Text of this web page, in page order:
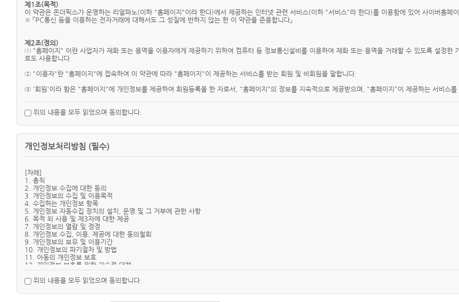
제1조(목적)
이 약관은 온더픽스가 운영하는 리얼파노(이하 "홈페이지"이라 한다)에서 제공하는 인터넷 관련 서비스(이하 "서비스"라 한다)를 이용함에 있어 사이버홈페
※ 「PC통신 등을 이용하는 전자거래에 대해서도 그 성질에 반하지 않는 한 이 약관을 준용합니다」
제2조(정의)
① "홈페이지" 이란 사업자가 재화 또는 용역을 이용자에게 제공하기 위하여 컴퓨터 등 정보통신설비를 이용하여 재화 또는 용역을 거래할 수 있도록 설정한
로도 사용합니다.
② "이용자"란 "홈페이지"에 접속하여 이 약관에 따라 "홈페이지"이 제공하는 서비스를 받는 회원 및 비회원을 말합니다.
③ '회원'이라 함은 "홈페이지"에 개인정보를 제공하여 회원등록을 한 자로서, "홈페이지"의 정보를 지속적으로 제공받으며, "홈페이지"이 제공하는 서비스를
④ 비회원'이라 함은 회원에 가입하지 않고 "홈페이지"이 제공하는 서비스를 이용하는 자를 말합니다.
제3조 (약관의 명시와 개정)
① "홈페이지"은 이 약관의 내용과 상호, 영업소 소재지, 대표자의 성명, 사업자등록번호, 연락처(전화, 팩스, 전자우편 주소 등) 등을 이용자가 알 수 있도록
② "홈페이지"은 약관의 규제 등에 관한 법률, 전자거래기본법, 전자서명법, 정보통신망 이용촉진 등에 관한 법률, 방문판매 등에 관한법률, 소비자보호법 등
④ "홈페이지"이 약관을 개정할 경우에는 그 개정약관은 그 적용일자 이후에 체결되는 계약에만 적용되고 그 이전에 이미 체결된 계약에 대해서는 개정 전의
조항의 적용을 받기를 원하는 뜻을 제3항에 의한 개정약관의 공지기간 내에 '홈페이지"에 송신하여 "홈페이지"의 동의를 받은 경우에는 개정약관 조항이 적용
⑤ 이 약관에서 정하지 아니한 사항과 이 약관의 해석에 관하여는 정부가 제정한 전자거래소비자보호지침 및 관계법령 또는 상관례에 따릅니다.
제4조(서비스의 제공 및 변경)
① "홈페이지"은 다음과 같은 업무를 수행합니다.
1. 재화 또는 용역에 대한 정보 제공 및 구매계약의 체결
2. 구매계약이 체결된 재화 또는 용역의 배송
3. 기타 "홈페이지"이 정하는 업무
용을 게시한 곳에 그 제공일자 이전 7일부터 공지합니다.
위의 내용을 모두 읽었으며 동의합니다.
개인정보처리방침 (필수)
[차례]
1. 총칙
2. 개인정보 수집에 대한 동의
3. 개인정보의 수집 및 이용목적
4. 수집하는 개인정보 항목
5. 개인정보 자동수집 장치의 설치, 운영 및 그 거부에 관한 사항
6. 목적 외 사용 및 제3자에 대한 제공
7. 개인정보의 열람 및 정정
8. 개인정보 수집, 이용, 제공에 대한 동의철회
9. 개인정보의 보유 및 이용기간
10. 개인정보의 파기절차 및 방법
11. 아동의 개인정보 보호
12. 개인정보 보호를 위한 기술적 대책
13. 개인정보의 위탁처리
14. 의겸수렴 및 불만처리
위의 내용을 모두 읽었으며 동의합니다.